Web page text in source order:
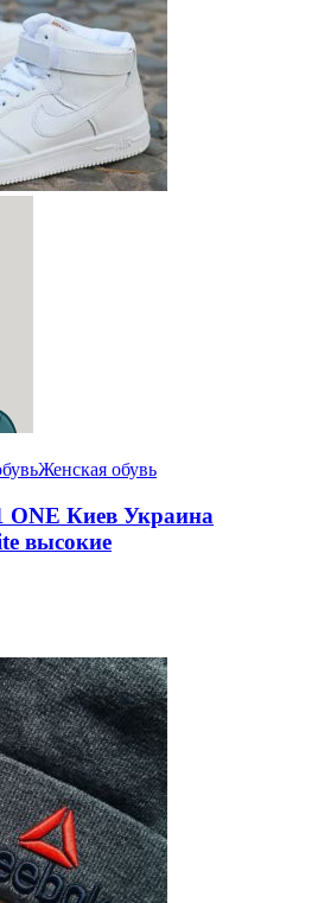
Женская обувь
Киев Украина
высокие